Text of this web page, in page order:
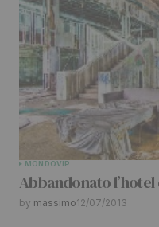
MONDOVIP
Abbandonato
by massimo12/07/2013